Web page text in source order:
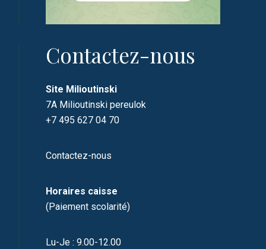
Contactez-nous
Site Milioutinski
7A Milioutinski pereulok
+7 495 627 04 70
Contactez-nous
Horaires caisse
(Paiement scolarité)
Lu-Je : 9.00-12.00